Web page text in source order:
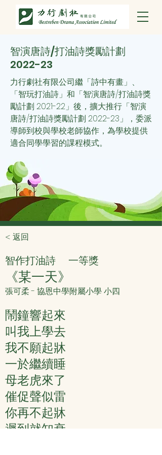
智演唐詩/打油詩獎勵計劃
2022-23
力行劇社有限公司繼「詩中有畫」、
「智玩打油詩」和「智演唐詩/打油詩獎
勵計劃 2021-22」後，擴大推行「智演
唐詩/打油詩獎勵計劃 2022-23」，委派
導師到校與學校老師協作，為學校提供
適合同學學習的課程模式。
< 返回
智作打油詩 一等獎
《某一天》
張可柔 - 協恩中學附屬小學 小四
鬧鐘響起來
叫我上學去
我不願起牀
一於繼續睡
母老虎來了
催促聲似雷
你再不起牀
遲到就知衰